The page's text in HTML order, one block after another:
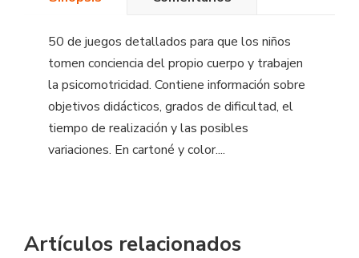
50 de juegos detallados para que los niños
tomen conciencia del propio cuerpo y trabajen
la psicomotricidad. Contiene información sobre
objetivos didácticos, grados de dificultad, el
tiempo de realización y las posibles
variaciones. En cartoné y color....
Artículos relacionados